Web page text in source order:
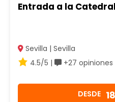
Entrada a la
Sevilla | Sevilla
4.5/5 |
+27 opiniones
DESDE